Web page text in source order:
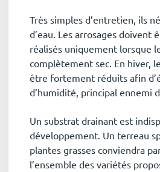
Très simples d’entretien, ils
d’eau. Les arrosages doivent
réalisés uniquement lorsque
complètement sec. En hiver,
être fortement réduits afin
d’humidité, principal ennemi
Un substrat drainant est
développement. Un terreau
plantes grasses conviendra
l’ensemble des variétés